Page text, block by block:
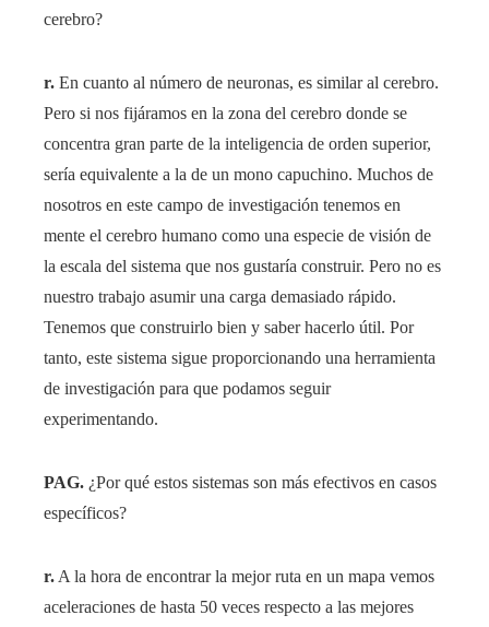
cerebro?
r. En cuanto al número de neuronas, es similar al cerebro.
Pero si nos fijáramos en la zona del cerebro donde se
concentra gran parte de la inteligencia de orden superior,
sería equivalente a la de un mono capuchino. Muchos de
nosotros en este campo de investigación tenemos en
mente el cerebro humano como una especie de visión de
la escala del sistema que nos gustaría construir. Pero no es
nuestro trabajo asumir una carga demasiado rápido.
Tenemos que construirlo bien y saber hacerlo útil. Por
tanto, este sistema sigue proporcionando una herramienta
de investigación para que podamos seguir
experimentando.
PAG. ¿Por qué estos sistemas son más efectivos en casos
específicos?
r. A la hora de encontrar la mejor ruta en un mapa vemos
aceleraciones de hasta 50 veces respecto a las mejores